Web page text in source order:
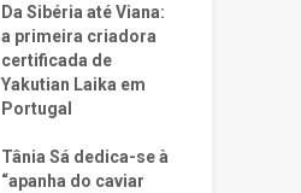
Da Sibéria até Viana:
a primeira criadora
certificada de
Yakutian Laika em
Portugal
Tânia Sá dedica-se à
“apanha do caviar